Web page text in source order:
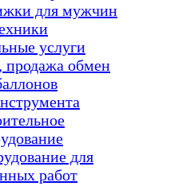
для мужчин
услуги
продажа обмен
для
работ